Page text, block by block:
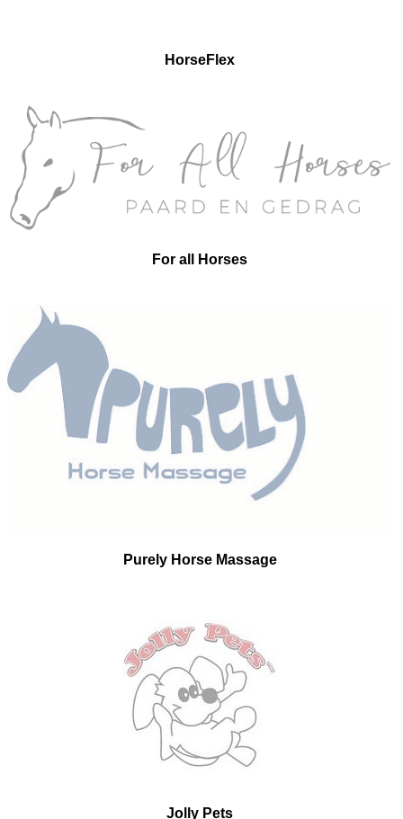
HorseFlex
For all Horses
Purely Horse Massage
Jolly Pets